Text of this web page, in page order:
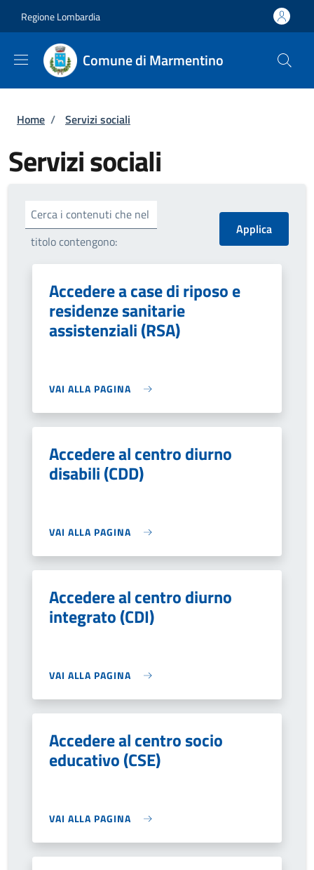
Regione Lombardia
Comune di Marmentino
Briciole di pane
Home / Servizi sociali
Servizi sociali
Cerca i contenuti che nel
titolo contengono:
Accedere a case di riposo e
residenze sanitarie
assistenziali (RSA)
VAI ALLA PAGINA
Accedere al centro diurno
disabili (CDD)
VAI ALLA PAGINA
Accedere al centro diurno
integrato (CDI)
VAI ALLA PAGINA
Accedere al centro socio
educativo (CSE)
VAI ALLA PAGINA